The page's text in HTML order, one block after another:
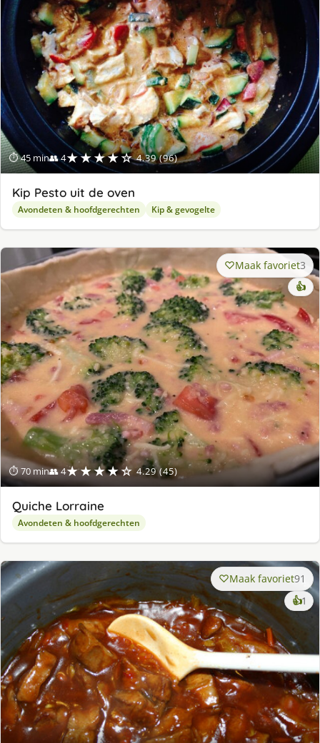
⏱ 45 min👥 4★★★★☆ 4.39 (96)
Kip Pesto uit de oven
Avondeten & hoofdgerechten Kip & gevogelte
⏱ 70 min👥 4★★★★☆ 4.29 (45)
Maak favoriet3
👍
Quiche Lorraine
Avondeten & hoofdgerechten
Maak favoriet91
👍1